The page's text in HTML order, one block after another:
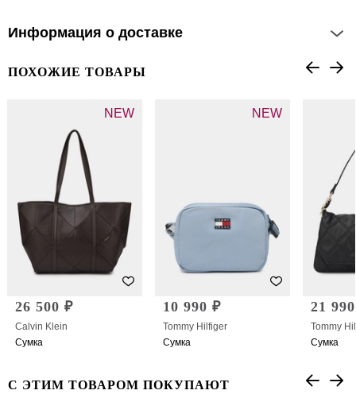
Информация о доставке
ПОХОЖИЕ ТОВАРЫ
NEW
26 500 ₽
Calvin Klein
Сумка
NEW
10 990 ₽
Tommy Hilfiger
Сумка
21
Tommy
Сумка
С ЭТИМ ТОВАРОМ ПОКУПАЮТ